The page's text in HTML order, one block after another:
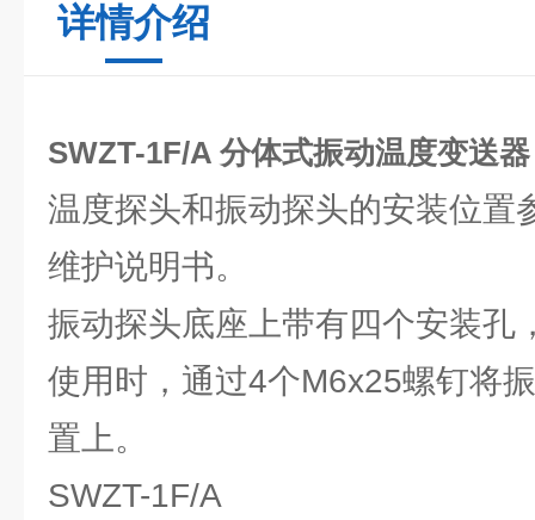
详情介绍
SWZT-1F/A 分体式振动温度变送器
温度探头和振动探头的安装位置
维护说明书。
振动探头底座上带有四个安装孔
使用时，通过4个M6x25螺钉将
置上。
SWZT-1F/A